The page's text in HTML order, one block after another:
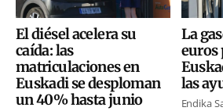
El diésel acelera su
caída: las
matriculaciones en
Euskadi se desploman
un 40% hasta junio
La
euros
las
Endika